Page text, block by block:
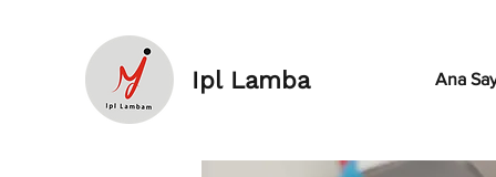
Ipl Lamba Ana